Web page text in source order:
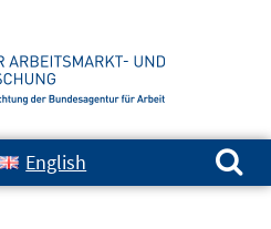
English
Suchen nach: